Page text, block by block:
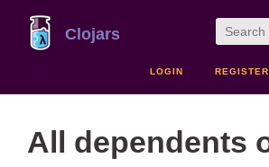
Clojars
LOGIN REGISTER
All dependents